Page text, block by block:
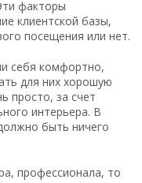
факторы
клиентской базы,
посещения или нет.
себя комфортно,
для них хорошую
просто, за счет
интерьера. В
быть ничего
профессионала, то